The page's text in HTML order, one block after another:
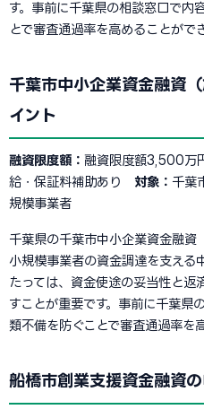
す。事前に千葉県の相談窓口で内
とで審査通過率を高めることができ
千葉市中小企業資金融資
イント
融資限度額： 融資限度額3,500万
給・保証料補助あり 対象： 千葉
規模事業者
千葉県の千葉市中小企業資金融資
小規模事業者の資金調達を支える
たっては、資金使途の妥当性と返
すことが重要です。事前に千葉県
類不備を防ぐことで審査通過率を
船橋市創業支援資金融資